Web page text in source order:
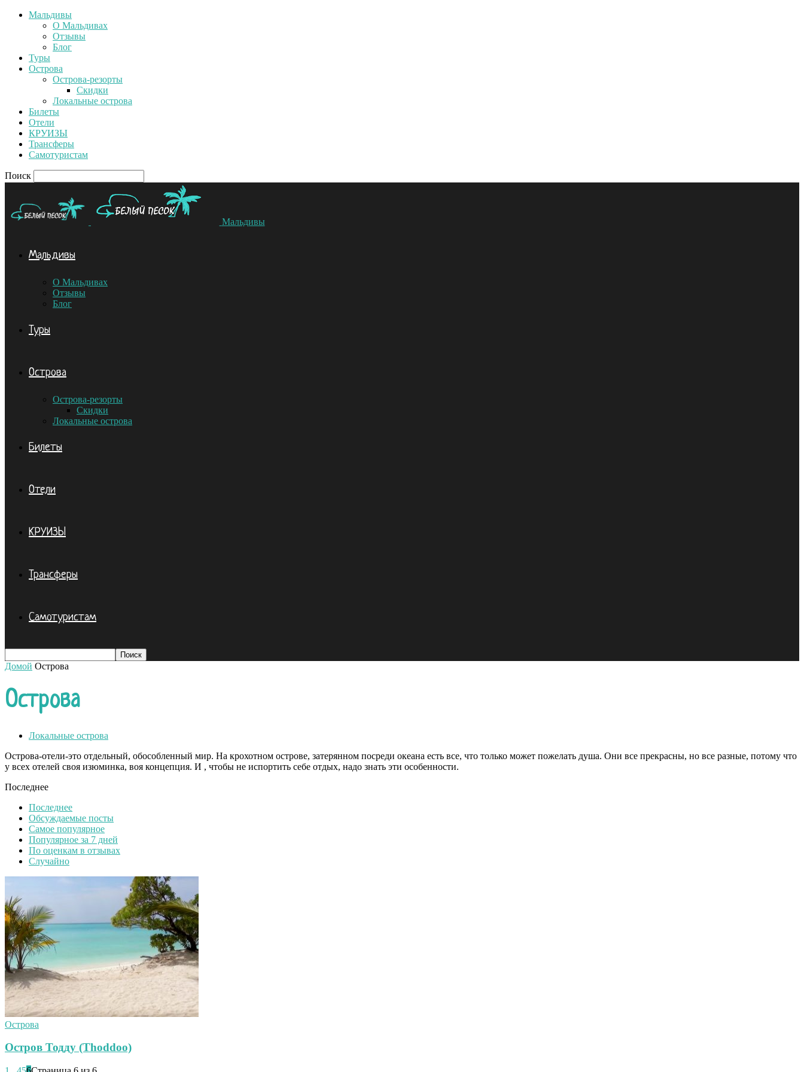
Мальдивы
О Мальдивах
Отзывы
Блог
Туры
Острова
Острова-резорты
Скидки
Локальные острова
Билеты
Отели
КРУИЗЫ
Трансферы
Самотуристам
Поиск
Мальдивы
Мальдивы
О Мальдивах
Отзывы
Блог
Туры
Острова
Острова-резорты
Скидки
Локальные острова
Билеты
Отели
КРУИЗЫ
Трансферы
Самотуристам
Домой Острова
Острова
Локальные острова
Острова-отели-это отдельный, обособленный мир. На крохотном острове, затерянном посреди океана есть все, что только может пожелать душа. Они все прекрасны, но все разные, потому что
у всех отелей своя изюминка, воя концепция. И , чтобы не испортить себе отдых, надо знать эти особенности.
Последнее
Последнее
Обсуждаемые посты
Самое популярное
Популярное за 7 дней
По оценкам в отзывах
Случайно
Острова
Остров Тодду (Thoddoo)